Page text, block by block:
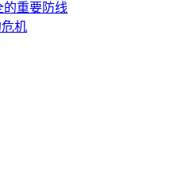
的重要防线
机